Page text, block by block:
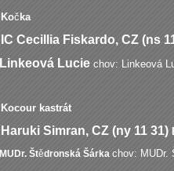
Koč ka
IC Cecillia Fiskardo, CZ (ns
Linkeová Lucie chov: Linkeová
Kocour kastrát
Haruki Simran, CZ (ny 11 31)
MUDr. Štědronská Šárka chov: MUDr.